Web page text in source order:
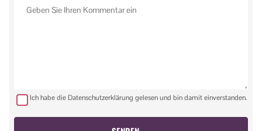
Ich habe die Datenschutzerklärung gelesen und bin damit einverstanden.